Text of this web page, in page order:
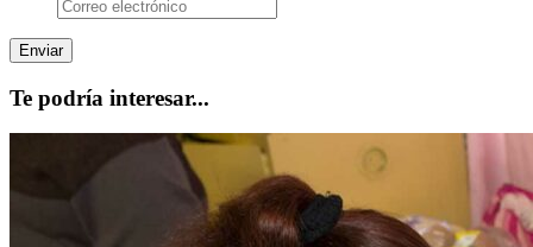
Te podría interesar...